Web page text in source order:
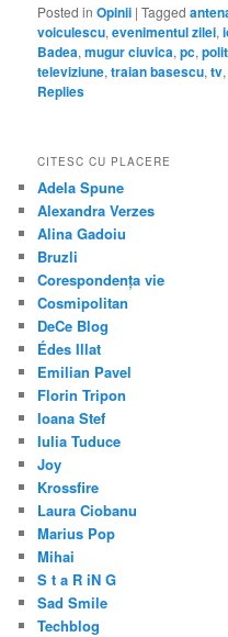
Posted in Opinii |Tagged
voiculescu,evenimentul zilei,
Badea,mugur ciuvica,pc,
televiziune,traian basescu,tv
Replies
CITESC CU PLACERE
Adela Spune
Alexandra Verzes
Alina Gadoiu
Bruzli
Corespondența vie
Cosmipolitan
DeCe Blog
Édes Illat
Emilian Pavel
Florin Tripon
Ioana Stef
Iulia Tuduce
Joy
Krossfire
Laura Ciobanu
Marius Pop
Mihai
S t a R iN G
Sad Smile
Techblog